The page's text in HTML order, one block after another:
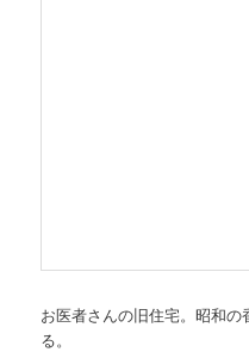
お医者さんの旧住宅。昭和
る。